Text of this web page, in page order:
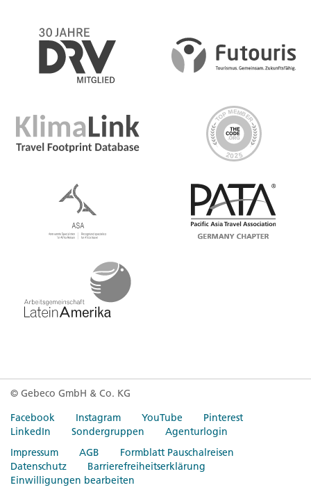
© Gebeco GmbH & Co. KG
Facebook
Instagram YouTube
Pinterest
LinkedIn
Sondergruppen
Agenturlogin
Impressum
AGB
Formblatt Pauschalreisen
Datenschutz
Barrierefreiheitserklärung
Einwilligungen bearbeiten